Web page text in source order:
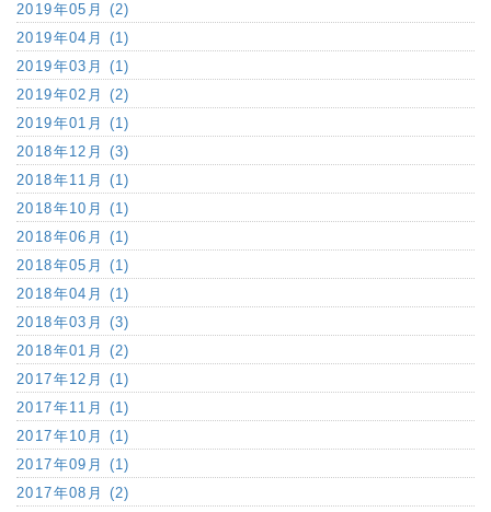
2019年05月 (2)
2019年04月 (1)
2019年03月 (1)
2019年02月 (2)
2019年01月 (1)
2018年12月 (3)
2018年11月 (1)
2018年10月 (1)
2018年06月 (1)
2018年05月 (1)
2018年04月 (1)
2018年03月 (3)
2018年01月 (2)
2017年12月 (1)
2017年11月 (1)
2017年10月 (1)
2017年09月 (1)
2017年08月 (2)